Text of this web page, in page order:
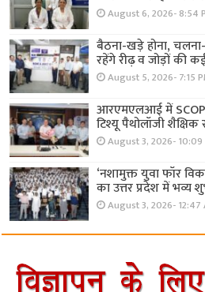
August 6, 2026- 8:54
बैठना-खड़े होना,
रहेंगे रीढ़ व जोड़ों की
August 5, 2026- 7:15
आरएमएलआई में
टिश्यू पैथोलॉजी
August 3, 2026- 10:09
‘नशामुक्त युवा फॉर
का उत्तर प्रदेश में भव्य
August 3, 2026- 12:47